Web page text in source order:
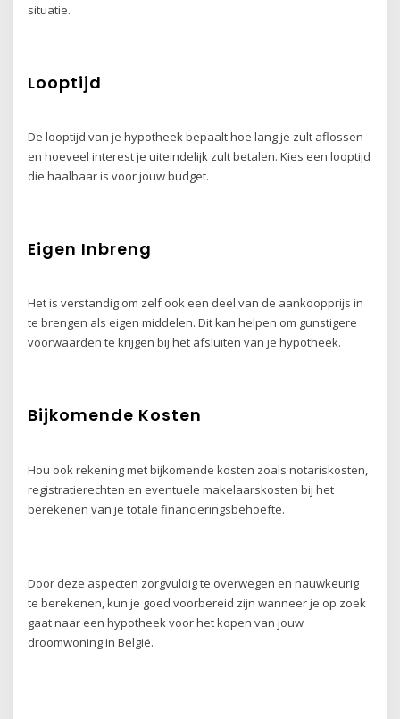
situatie.
Looptijd
De looptijd van je hypotheek bepaalt hoe lang je zult aflossen
en hoeveel interest je uiteindelijk zult betalen. Kies een looptijd
die haalbaar is voor jouw budget.
Eigen Inbreng
Het is verstandig om zelf ook een deel van de aankoopprijs in
te brengen als eigen middelen. Dit kan helpen om gunstigere
voorwaarden te krijgen bij het afsluiten van je hypotheek.
Bijkomende Kosten
Hou ook rekening met bijkomende kosten zoals notariskosten,
registratierechten en eventuele makelaarskosten bij het
berekenen van je totale financieringsbehoefte.
Door deze aspecten zorgvuldig te overwegen en nauwkeurig
te berekenen, kun je goed voorbereid zijn wanneer je op zoek
gaat naar een hypotheek voor het kopen van jouw
droomwoning in België.